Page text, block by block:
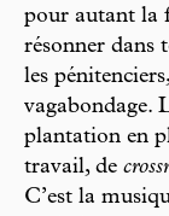
pour autant la
résonner dans
les
vagabondage.
plantation en
travail, de
C’est la